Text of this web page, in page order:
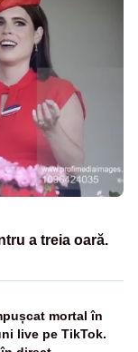
a treia oară.
mortal în
live pe TikTok.